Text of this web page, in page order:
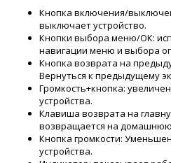
Кнопка включения/
выключает устройство.
Кнопки выбора меню/ОК:
навигации меню и выбора
Кнопка возврата на
Вернуться к предыдущему
Громкость+кнопка:
устройства.
Клавиша возврата на
возвращается на домашнюю
Кнопка громкости:
устройства.